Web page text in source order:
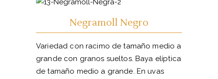
Negramoll Negro
Variedad con racimo de tamaño medio a
grande con granos sueltos. Baya elíptica
de tamaño medio a grande. En uvas